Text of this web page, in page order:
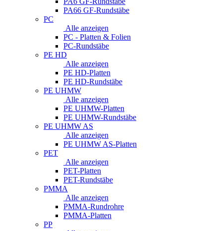
PA66 GF-Rundstäbe
PC
Alle anzeigen
PC - Platten & Folien
PC-Rundstäbe
PE HD
Alle anzeigen
PE HD-Platten
PE HD-Rundstäbe
PE UHMW
Alle anzeigen
PE UHMW-Platten
PE UHMW-Rundstäbe
PE UHMW AS
Alle anzeigen
PE UHMW AS-Platten
PET
Alle anzeigen
PET-Platten
PET-Rundstäbe
PMMA
Alle anzeigen
PMMA-Rundrohre
PMMA-Platten
PP